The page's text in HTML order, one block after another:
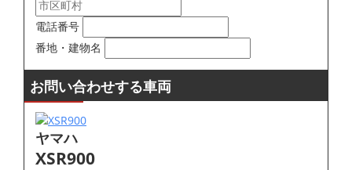
電話番号
番地・建物名
お問い合わせする車両
ヤマハ
XSR900